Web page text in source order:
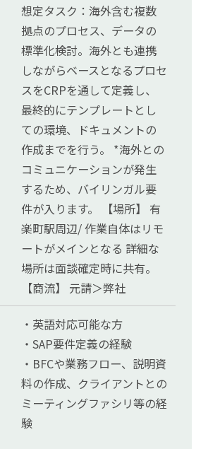
想定タスク：海外含む複数
拠点のプロセス、データの
標準化検討。海外とも連携
しながらベースとなるプロセ
スをCRPを通して定義し、
最終的にテンプレートとし
ての環境、ドキュメントの
作成までを行う。 *海外との
コミュニケーションが発生
するため、バイリンガル要
件が入ります。 【場所】 有
楽町駅周辺/ 作業自体はリモ
ートがメインとなる 詳細な
場所は面談確定時に共有。
【商流】 元請＞弊社
・英語対応可能な方
・SAP要件定義の経験
・BFCや業務フロー、説明資
料の作成、クライアントとの
ミーティングファシリ等の経
験